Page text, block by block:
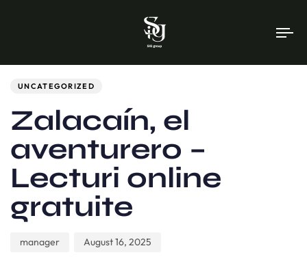
UNCATEGORIZED
Zalacaín, el
aventurero –
Lecturi online
gratuite
manager August 16, 2025